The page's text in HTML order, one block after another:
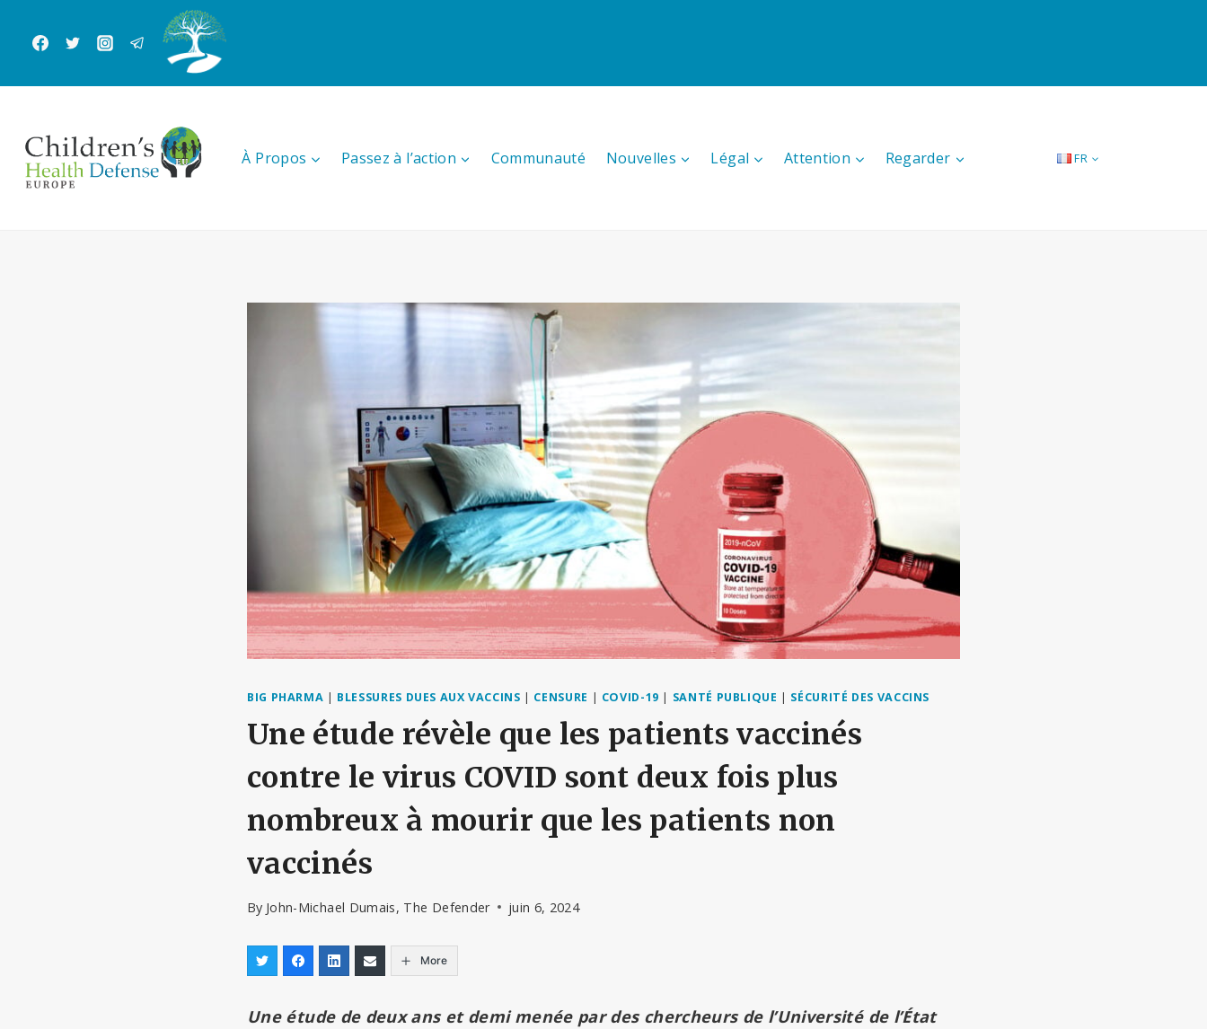
contenu
À Propos Passez à l’action Communauté Nouvelles Légal Attention Regarder FR
BIG PHARMA | BLESSURES DUES AUX VACCINS | CENSURE | COVID-19 | SANTÉ PUBLIQUE | SÉCURITÉ DES VACCINS
Une étude révèle que les patients vaccinés
contre le virus COVID sont deux fois plus
nombreux à mourir que les patients non
vaccinés
By John-Michael Dumais, The Defender juin 6, 2024
More
Une étude de deux ans et demi menée par des chercheurs de l’Université de l’État